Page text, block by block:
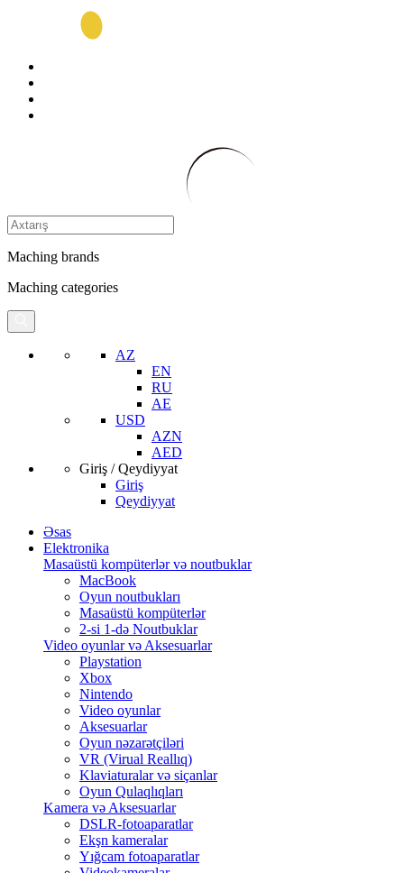
Maching brands
Maching categories
AZ
EN
RU
AE
USD
AZN
AED
Giriş / Qeydiyyat
Giriş
Qeydiyyat
Əsas
Elektronika
Masaüstü kompüterlər və noutbuklar
MacBook
Oyun noutbukları
Masaüstü kompüterlər
2-si 1-də Noutbuklar
Video oyunlar və Aksesuarlar
Playstation
Xbox
Nintendo
Video oyunlar
Aksesuarlar
Oyun nəzarətçiləri
VR (Virual Reallıq)
Klaviaturalar və siçanlar
Oyun Qulaqlıqları
Kamera və Aksesuarlar
DSLR-fotoaparatlar
Ekşn kameralar
Yığcam fotoaparatlar